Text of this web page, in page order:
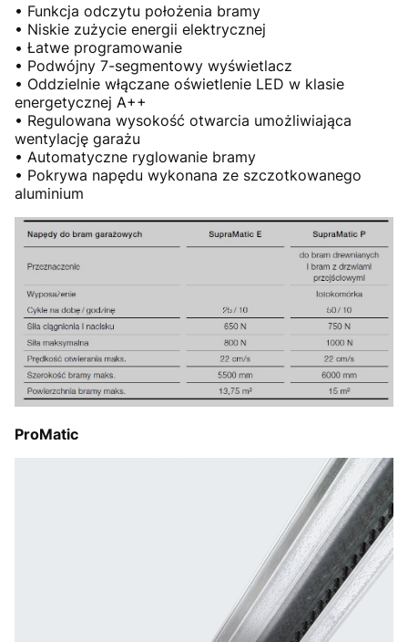
• Funkcja odczytu położenia bramy
• Niskie zużycie energii elektrycznej
• Łatwe programowanie
• Podwójny 7-segmentowy wyświetlacz
• Oddzielnie włączane oświetlenie LED w klasie
energetycznej A++
• Regulowana wysokość otwarcia umożliwiająca
wentylację garażu
• Automatyczne ryglowanie bramy
• Pokrywa napędu wykonana ze szczotkowanego
aluminium
ProMatic